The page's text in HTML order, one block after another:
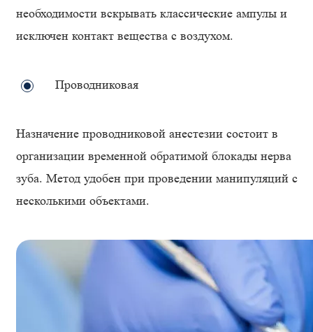
необходимости вскрывать классические ампулы и
исключен контакт вещества с воздухом.
Проводниковая
Назначение проводниковой анестезии состоит в
организации временной обратимой блокады нерва
зуба. Метод удобен при проведении манипуляций с
несколькими объектами.